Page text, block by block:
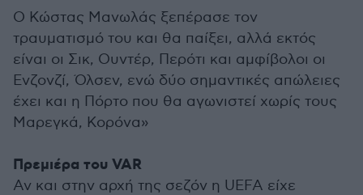
Ο Κώστας Μανωλάς ξεπέρασε τον
τραυματισμό του και θα παίξει, αλλά εκτός
είναι οι Σικ, Ουντέρ, Περότι και αμφίβολοι οι
Ενζονζί, Όλσεν, ενώ δύο σημαντικές απώλειες
έχει και η Πόρτο που θα αγωνιστεί χωρίς τους
Μαρεγκά, Κορόνα»
Πρεμιέρα του VAR
Αν και στην αρχή της σεζόν η UEFA είχε